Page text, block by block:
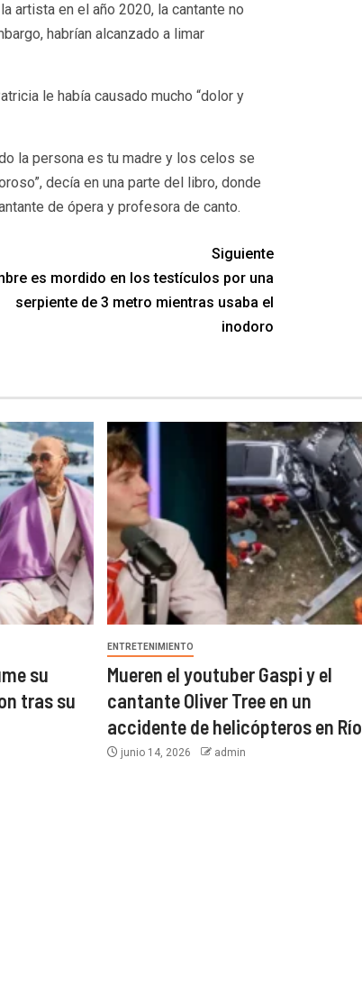
artista en el año 2020, la cantante no
habrían alcanzado a limar
le había causado mucho “dolor y
la persona es tu madre y los celos se
decía en una parte del libro, donde
de ópera y profesora de canto.
Siguiente
es mordido en los testículos por una
serpiente de 3 metro mientras usaba el
inodoro
su
tras su
ENTRETENIMIENTO
Mueren el youtuber Gaspi y el
cantante Oliver Tree en un
accidente de helicópteros en Río
junio 14, 2026 admin